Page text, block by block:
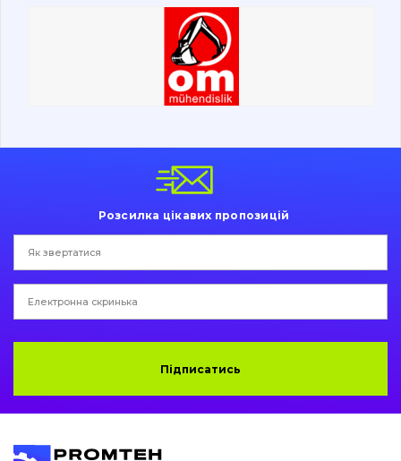
Фільтри та мастильні матеріали
Захист (ковша, адаптера)
Пальці та Втулки
Гідравліка
написати
листа
Розсилка цікавих пропозицій
Підписатись